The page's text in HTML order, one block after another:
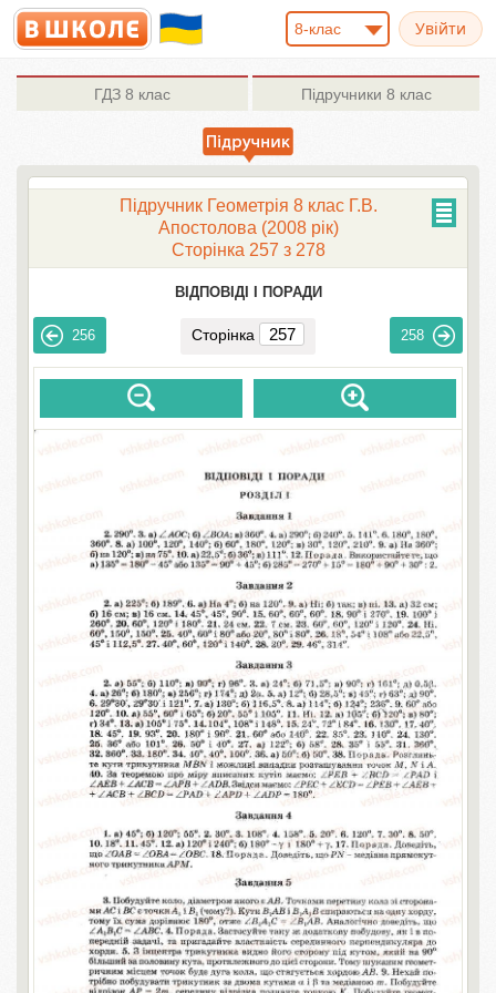
8-клас
ГДЗ 8 клас Підручники 8 клас
Підручник Геометрія 8 клас Г.В.
Апостолова (2008 рік)
Сторінка 257 з 278
ВІДПОВІДІ І ПОРАДИ
256 Сторінка 258